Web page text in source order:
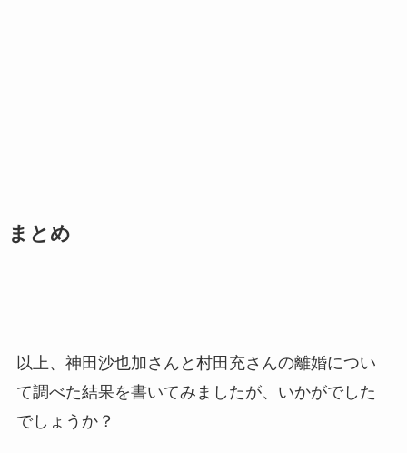
まとめ
以上、神田沙也加さんと村田充さんの離婚につい
て調べた結果を書いてみましたが、いかがでした
でしょうか？